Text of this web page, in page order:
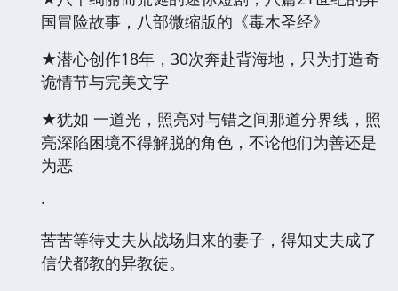
★《比利·林恩的中场战事》原著作者本·方登短
★获海明威奖，欧·亨利小说奖，本·方登被誉为
★八个绚丽而荒诞的迷你短剧，八篇21世纪的异
国冒险故事，八部微缩版的《毒木圣经》
★犹如 一道光，照亮对与错之间那道分界线，照